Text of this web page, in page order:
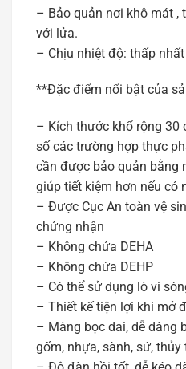
– Bảo quản nơi khô mát ,
với lửa.
– Chịu nhiệt độ: thấp
**Đặc điểm nổi bật của
– Kích thước khổ rộng 30
số các trường hợp thực
cần được bảo quản bằng
giúp tiết kiệm hơn nếu có
– Được Cục An toàn vệ
chứng nhận
– Không chứa DEHA
– Không chứa DEHP
– Có thể sử dụng lò vi
– Thiết kế tiện lợi khi mở
– Màng bọc dai, dễ dàng
gốm, nhựa, sành, sứ, thủy